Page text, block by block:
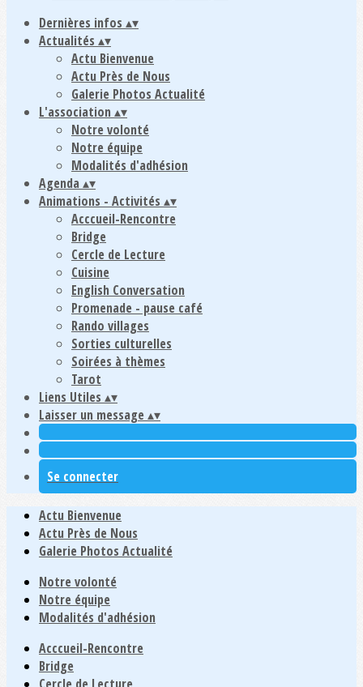
Dernières infos ▴▾
Actualités ▴▾
Actu Bienvenue
Actu Près de Nous
Galerie Photos Actualité
L'association ▴▾
Notre volonté
Notre équipe
Modalités d'adhésion
Agenda ▴▾
Animations - Activités ▴▾
Acccueil-Rencontre
Bridge
Cercle de Lecture
Cuisine
English Conversation
Promenade - pause café
Rando villages
Sorties culturelles
Soirées à thèmes
Tarot
Liens Utiles ▴▾
Laisser un message ▴▾
Se connecter
Actu Bienvenue
Actu Près de Nous
Galerie Photos Actualité
Notre volonté
Notre équipe
Modalités d'adhésion
Acccueil-Rencontre
Bridge